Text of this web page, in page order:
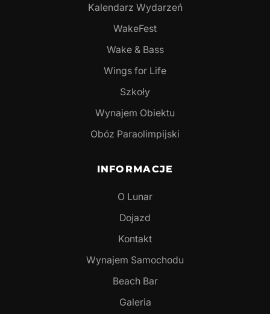
Kalendarz Wydarzeń
WakeFest
Wake & Bass
Wings for Life
Szkoły
Wynajem Obiektu
Obóz Paraolimpijski
INFORMACJE
O Lunar
Dojazd
Kontakt
Wynajem Samochodu
Beach Bar
Galeria